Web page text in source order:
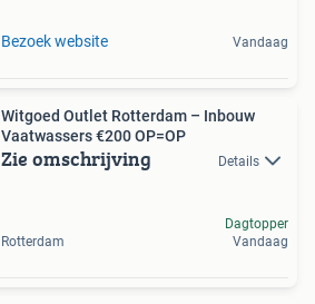
Bezoek website Vandaag
Witgoed Outlet Rotterdam – Inbouw
Vaatwassers €200 OP=OP
Zie omschrijving Details
Rotterdam
Dagtopper
Vandaag